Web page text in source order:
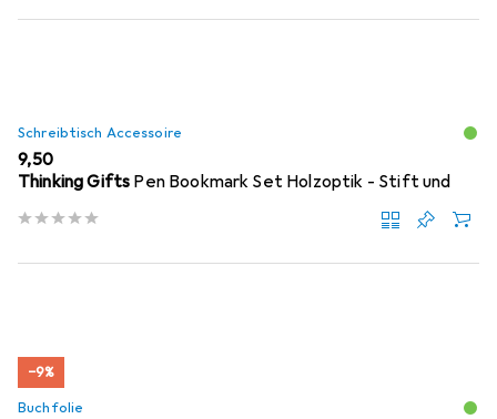
Schreibtisch Accessoire
EUR
9,50
Thinking Gifts Pen Bookmark Set Holzoptik - Stift und
−9%
Buchfolie